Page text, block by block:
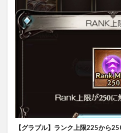
【グラブル】ランク上限225から